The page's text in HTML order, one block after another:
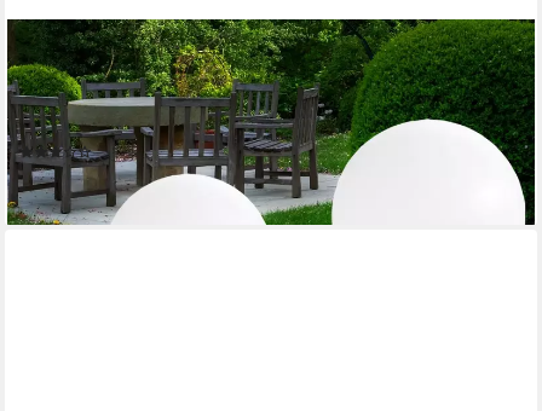
ETC-SHOP
LED Gartenleuchte, LED-Leuchtmittel fest verbaut, Warmweiß,
3er Set LED Solar Außen Leuchte Garten Deko Steck Lampen
Kugeln
(30)
39,95 €
lieferbar - in 2-3 Werktagen bei dir